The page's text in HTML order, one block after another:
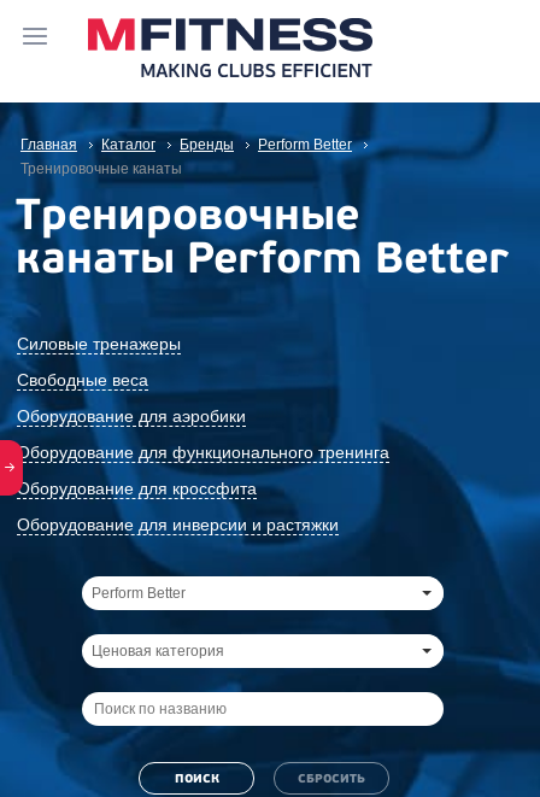
Главная Каталог Бренды
Perform Better
Тренировочные канаты
Тренировочные
канаты Perform Better
Силовые тренажеры
Свободные веса
Оборудование для аэробики
Оборудование для функционального тренинга
Оборудование для кроссфита
Оборудование для инверсии и растяжки
Perform Better
Ценовая категория